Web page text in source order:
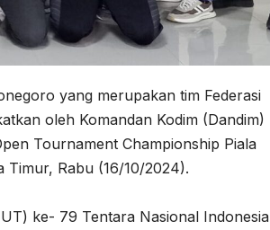
yang merupakan tim Federasi
oleh Komandan Kodim (Dandim)
Tournament Championship Piala
Timur, Rabu (16/10/2024).
ke- 79 Tentara Nasional Indonesia